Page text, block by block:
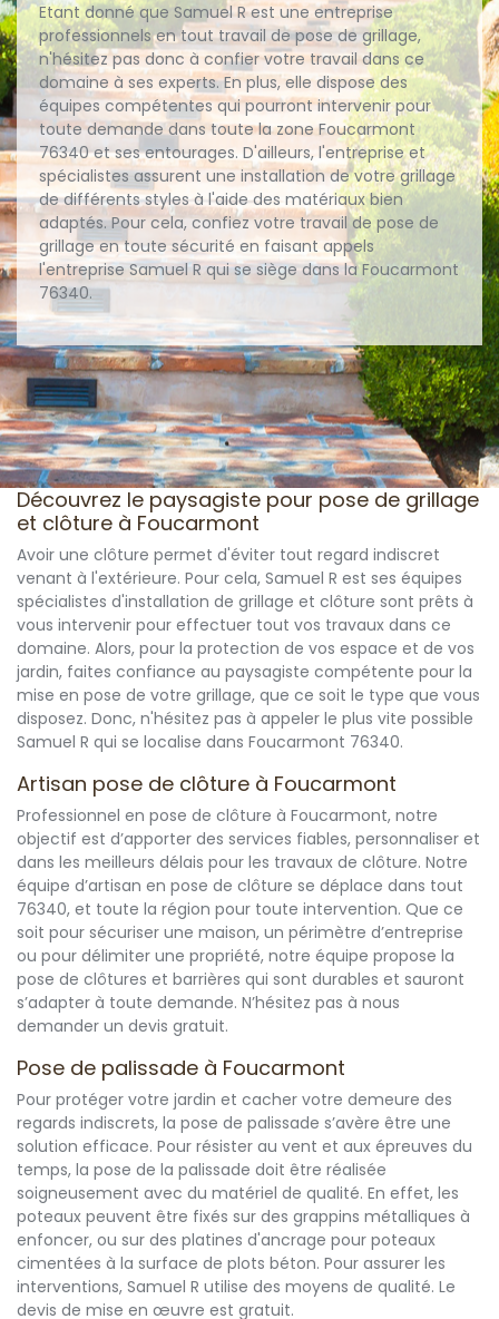
Etant donné que Samuel R est une entreprise
professionnels en tout travail de pose de grillage,
n'hésitez pas donc à confier votre travail dans ce
domaine à ses experts. En plus, elle dispose des
équipes compétentes qui pourront intervenir pour
toute demande dans toute la zone Foucarmont
76340 et ses entourages. D'ailleurs, l'entreprise et
spécialistes assurent une installation de votre grillage
de différents styles à l'aide des matériaux bien
adaptés. Pour cela, confiez votre travail de pose de
grillage en toute sécurité en faisant appels
l'entreprise Samuel R qui se siège dans la Foucarmont
76340.
Découvrez le paysagiste pour pose de grillage
et clôture à Foucarmont
Avoir une clôture permet d'éviter tout regard indiscret
venant à l'extérieure. Pour cela, Samuel R est ses équipes
spécialistes d'installation de grillage et clôture sont prêts à
vous intervenir pour effectuer tout vos travaux dans ce
domaine. Alors, pour la protection de vos espace et de vos
jardin, faites confiance au paysagiste compétente pour la
mise en pose de votre grillage, que ce soit le type que vous
disposez. Donc, n'hésitez pas à appeler le plus vite possible
Samuel R qui se localise dans Foucarmont 76340.
Artisan pose de clôture à Foucarmont
Professionnel en pose de clôture à Foucarmont, notre
objectif est d’apporter des services fiables, personnaliser et
dans les meilleurs délais pour les travaux de clôture. Notre
équipe d’artisan en pose de clôture se déplace dans tout
76340, et toute la région pour toute intervention. Que ce
soit pour sécuriser une maison, un périmètre d’entreprise
ou pour délimiter une propriété, notre équipe propose la
pose de clôtures et barrières qui sont durables et sauront
s’adapter à toute demande. N’hésitez pas à nous
demander un devis gratuit.
Pose de palissade à Foucarmont
Pour protéger votre jardin et cacher votre demeure des
regards indiscrets, la pose de palissade s’avère être une
solution efficace. Pour résister au vent et aux épreuves du
temps, la pose de la palissade doit être réalisée
soigneusement avec du matériel de qualité. En effet, les
poteaux peuvent être fixés sur des grappins métalliques à
enfoncer, ou sur des platines d'ancrage pour poteaux
cimentées à la surface de plots béton. Pour assurer les
interventions, Samuel R utilise des moyens de qualité. Le
devis de mise en œuvre est gratuit.